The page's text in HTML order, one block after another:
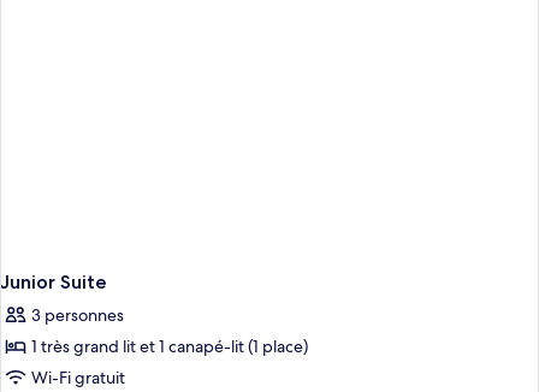
Junior Suite
3 personnes
1 très grand lit et 1 canapé-lit (1 place)
Wi-Fi gratuit